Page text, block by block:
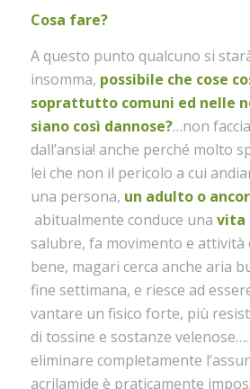
Cosa fare?
A questo punto qualcuno si
insomma, possibile che cose
soprattutto comuni ed nelle
siano così dannose?…non
dall’ansia! anche perché molto
lei che non il pericolo a cui
una persona, un adulto o
abitualmente conduce una vita
salubre, fa movimento e
bene, magari cerca anche aria
fine settimana, e riesce ad
vantare un fisico forte, più
di tossine e sostanze
eliminare completamente
acrilamide è praticamente